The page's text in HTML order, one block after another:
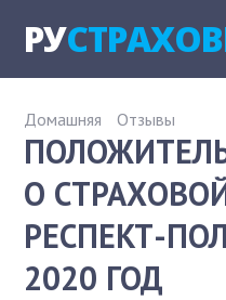
РУ
Домашняя Отзывы
О
РЕСПЕКТ-
2020 ГОД